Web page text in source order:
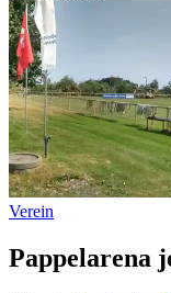
Verein
Pappelarena